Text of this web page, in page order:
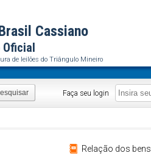
Cassiano
de leilões do Triângulo Mineiro
Faça seu login
Relação dos bens